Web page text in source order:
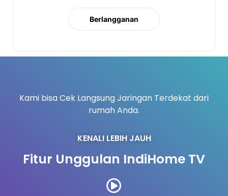
Berlangganan
Kami bisa Cek Langsung Jaringan Terdekat dari
rumah Anda.
KENALI LEBIH JAUH
Fitur Unggulan IndiHome TV